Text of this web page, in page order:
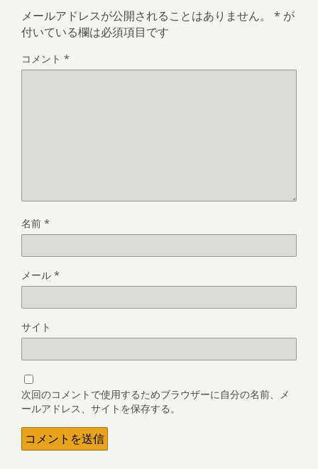
メールアドレスが公開されることはありません。 * が
付いている欄は必須項目です
コメント *
名前 *
メール *
サイト
次回のコメントで使用するためブラウザーに自分の名前、メ
ールアドレス、サイトを保存する。